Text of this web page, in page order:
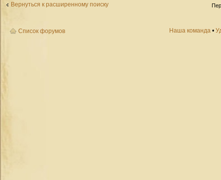
Вернуться к расширенному поиску
Список форумов Наша команда •